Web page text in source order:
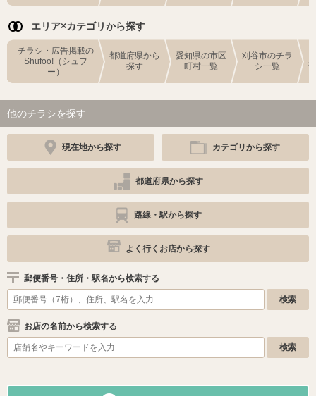
エリア×カテゴリから探す
チラシ・広告掲載の
Shufoo!（シュフ
ー）
都道府県から
探す
愛知県の市区
町村一覧
刈谷市のチラ
シ一覧
他のチラシを探す
現在地から探す カテゴリから探す
都道府県から探す
路線・駅から探す
よく行くお店から探す
郵便番号・住所・駅名から検索する
お店の名前から検索する